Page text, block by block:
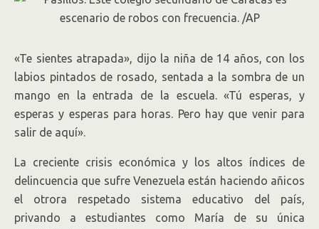
«Te sientes atrapada», dijo la niña de 14 años, con los
labios pintados de rosado, sentada a la sombra de un
mango en la entrada de la escuela. «Tú esperas, y
esperas y esperas para horas. Pero hay que venir para
salir de aquí».
La creciente crisis económica y los altos índices de
delincuencia que sufre Venezuela están haciendo añicos
el otrora respetado sistema educativo del país,
privando a estudiantes como María de su única